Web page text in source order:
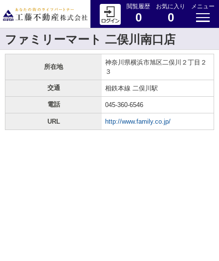
閲覧履歴
0
お気に入り
0
メニュー
ファミリーマート 二俣川南口店
所在地
神奈川県横浜市旭区二俣川２丁目２
３
交通 相鉄本線 二俣川駅
電話 045-360-6546
URL http://www.family.co.jp/